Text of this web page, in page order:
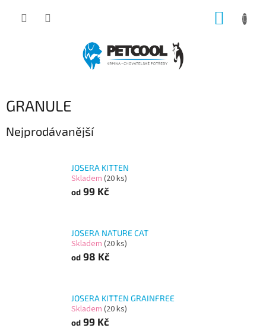
GRANULE
Nejprodávanější
JOSERA KITTEN
Skladem (20 ks)
od 99 Kč
JOSERA NATURE CAT
Skladem (20 ks)
od 98 Kč
JOSERA KITTEN GRAINFREE
Skladem (20 ks)
od 99 Kč